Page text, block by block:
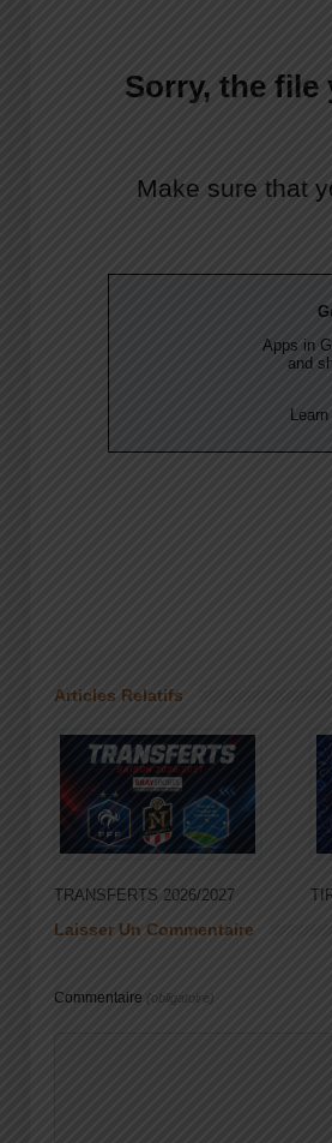
Articles Relatifs
TRANSFERTS 2026/2027
Laisser Un Commentaire
Commentaire (obligatoire)